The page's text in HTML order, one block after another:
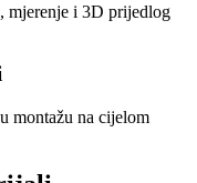
mjerenje i 3D prijedlog
montažu na cijelom